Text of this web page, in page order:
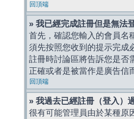
回頂端
» 我已經完成註冊但是無法
首先，確認您輸入的會員名
須先按照您收到的提示完成
註冊時討論區將告訴您是否
正確或者是被當作是廣告信
回頂端
» 我過去已經註冊（登入）
很有可能管理員由於某種原